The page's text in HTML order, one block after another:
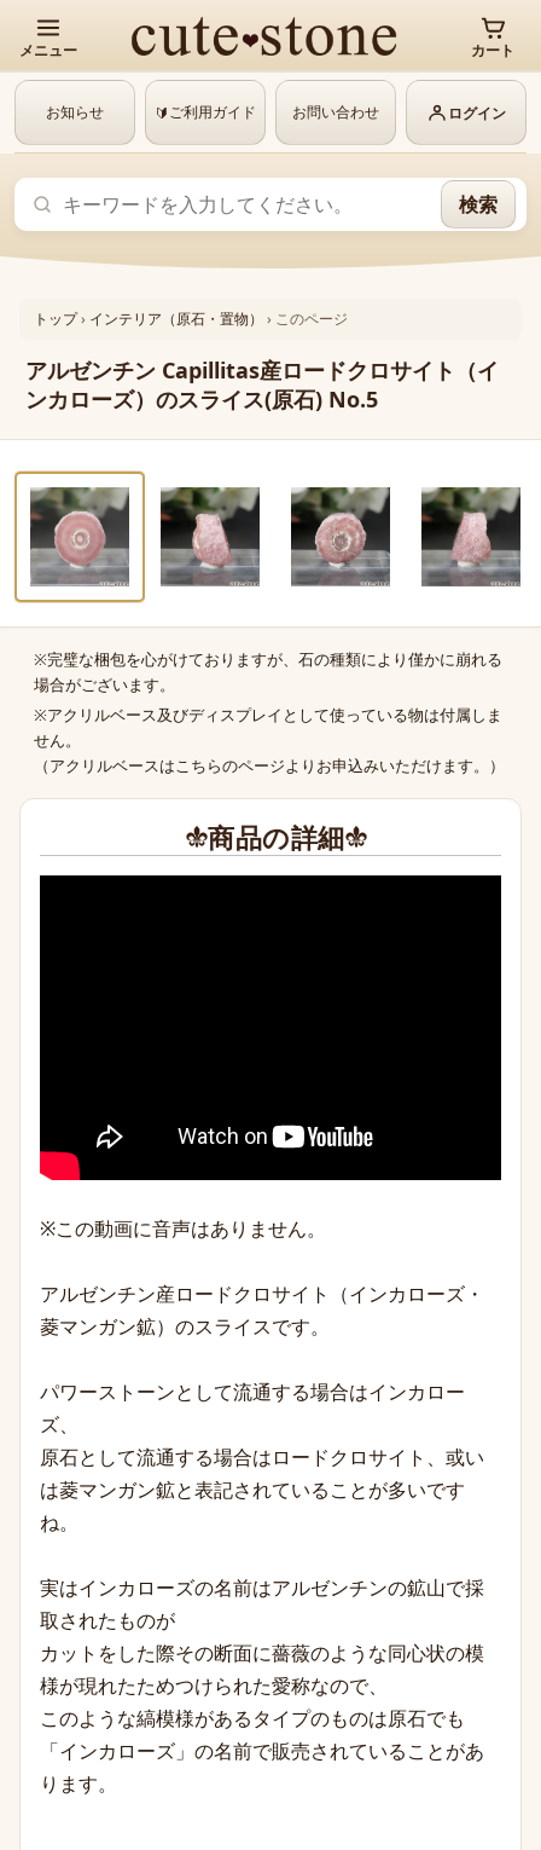
メニュー カート
お知らせ 🔰ご利用ガイド お問い合わせ ログイン
検索
トップ› インテリア（原石・置物） › このページ
アルゼンチン Capillitas産ロードクロサイト（イ
ンカローズ）のスライス(原石) No.5
‹
1 / 6
動画あり
商品の補足
※完璧な梱包を心がけておりますが、石の種類により僅かに崩れる
場合がございます。
※アクリルベース及びディスプレイとして使っている物は付属しま
せん。
（アクリルベースはこちらのページより お申込みいただけます。）
商品の詳細
※この動画に音声はありません。
アルゼンチン産ロードクロサイト（インカローズ・
菱マンガン鉱）のスライスです。
パワーストーンとして流通する場合はインカロー
ズ、
原石として流通する場合はロードクロサイト、或い
は菱マンガン鉱と表記されていることが多いです
ね。
実はインカローズの名前はアルゼンチンの鉱山で採
取されたものが
カットをした際その断面に薔薇のような同心状の模
様が現れたためつけられた愛称なので、
このような縞模様があるタイプのものは原石でも
「インカローズ」の名前で販売されていることがあ
ります。